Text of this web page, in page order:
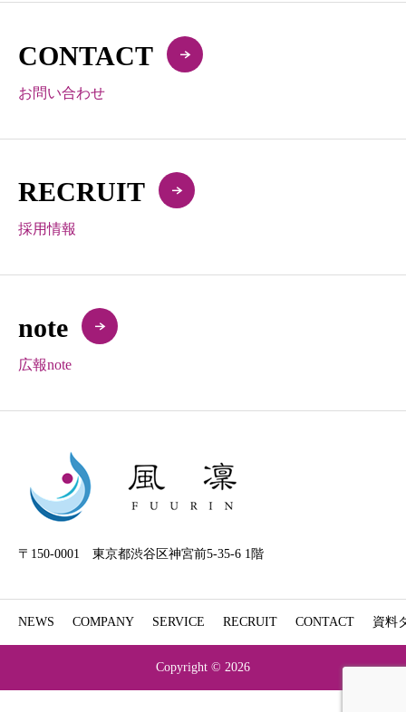
CONTACT
お問い合わせ
RECRUIT
採用情報
note
広報note
〒150-0001 東京都渋谷区神宮前5-35-6 1階
NEWS COMPANY SERVICE RECRUIT CONTACT 資料
Copyright © 2026